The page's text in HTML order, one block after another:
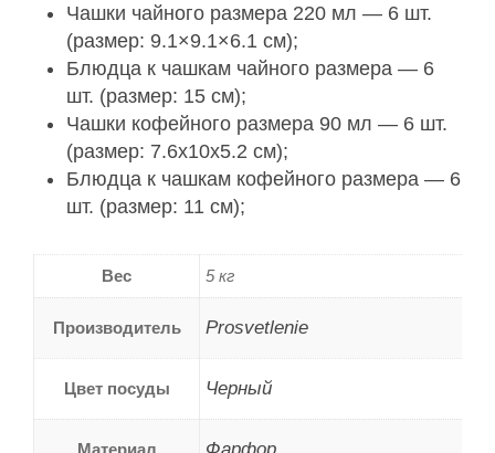
Чашки чайного размера 220 мл — 6 шт.
(размер: 9.1×9.1×6.1 см);
Блюдца к чашкам чайного размера — 6
шт. (размер: 15 см);
Чашки кофейного размера 90 мл — 6 шт.
(размер: 7.6x10x5.2 см);
Блюдца к чашкам кофейного размера — 6
шт. (размер: 11 см);
Вес 5 кг
Производитель Prosvetlenie
Цвет посуды Черный
Материал Фарфор